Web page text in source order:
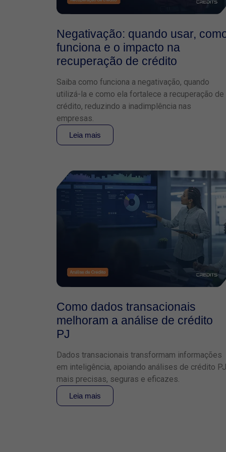
Negativação: quando usar,
funciona e o impacto na
recuperação de crédito
Saiba como funciona a negativação, quando
utilizá-la e como ela fortalece a recuperação de
crédito, reduzindo a inadimplência nas
empresas.
Leia mais
Como dados transacionais
melhoram a análise de crédito
PJ
Dados transacionais transformam informações
em inteligência, apoiando análises de crédito PJ
mais precisas, seguras e eficazes.
Leia mais